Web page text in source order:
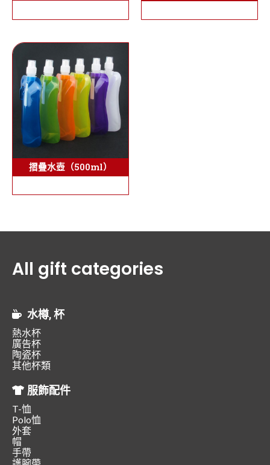
摺疊水壺（500ml）
All gift categories
水樽, 杯
熱水杯
廣告杯
陶瓷杯
其他杯類
服飾配件
T-恤
Polo恤
外套
帽
手帶